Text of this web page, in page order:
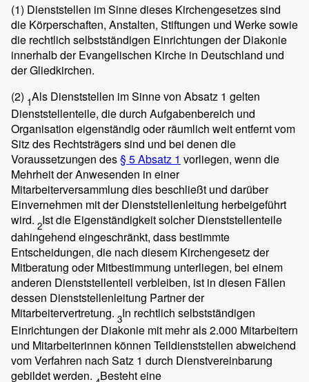
(1) Dienststellen im Sinne dieses Kirchengesetzes sind
die Körperschaften, Anstalten, Stiftungen und Werke sowie
die rechtlich selbstständigen Einrichtungen der Diakonie
innerhalb der Evangelischen Kirche in Deutschland und
der Gliedkirchen.
(2) 1Als Dienststellen im Sinne von Absatz 1 gelten
Dienststellenteile, die durch Aufgabenbereich und
Organisation eigenständig oder räumlich weit entfernt vom
Sitz des Rechtsträgers sind und bei denen die
Voraussetzungen des§ 5 Absatz 1 vorliegen, wenn die
Mehrheit der Anwesenden in einer
Mitarbeiterversammlung dies beschließt und darüber
Einvernehmen mit der Dienststellenleitung herbeigeführt
wird. 2Ist die Eigenständigkeit solcher Dienststellenteile
dahingehend eingeschränkt, dass bestimmte
Entscheidungen, die nach diesem Kirchengesetz der
Mitberatung oder Mitbestimmung unterliegen, bei einem
anderen Dienststellenteil verbleiben, ist in diesen Fällen
dessen Dienststellenleitung Partner der
Mitarbeitervertretung. 3In rechtlich selbstständigen
Einrichtungen der Diakonie mit mehr als 2.000 Mitarbeitern
und Mitarbeiterinnen können Teildienststellen abweichend
vom Verfahren nach Satz 1 durch Dienstvereinbarung
gebildet werden. Besteht eine